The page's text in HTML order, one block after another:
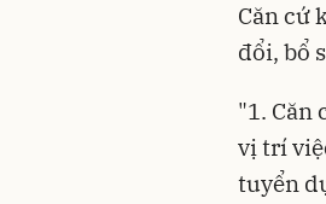
Căn cứ
đổi, bổ
"1. Căn
vị trí
tuyển